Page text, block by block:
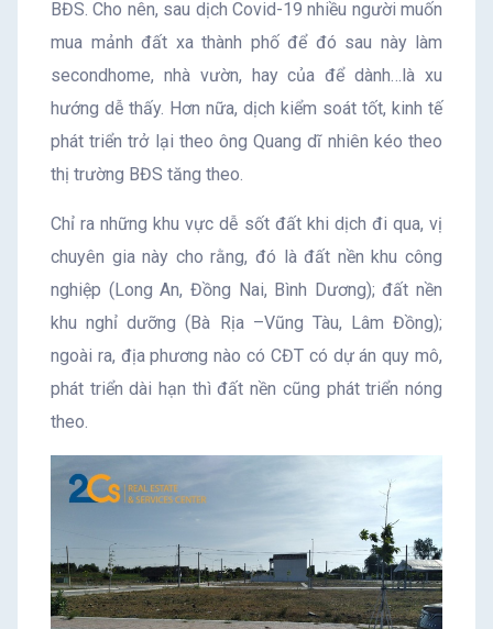
BĐS. Cho nên, sau dịch Covid-19 nhiều người muốn
mua mảnh đất xa thành phố để đó sau này làm
secondhome, nhà vườn, hay của để dành…là xu
hướng dễ thấy. Hơn nữa, dịch kiểm soát tốt, kinh tế
phát triển trở lại theo ông Quang dĩ nhiên kéo theo
thị trường BĐS tăng theo.
Chỉ ra những khu vực dễ sốt đất khi dịch đi qua, vị
chuyên gia này cho rằng, đó là đất nền khu công
nghiệp (Long An, Đồng Nai, Bình Dương); đất nền
khu nghỉ dưỡng (Bà Rịa –Vũng Tàu, Lâm Đồng);
ngoài ra, địa phương nào có CĐT có dự án quy mô,
phát triển dài hạn thì đất nền cũng phát triển nóng
theo.